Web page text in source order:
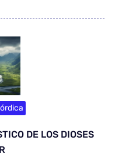
DE LOS DIOSES